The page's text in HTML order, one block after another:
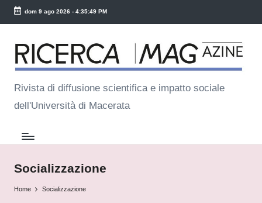
Skip
content
dom 9 ago 2026- 4:35:49 PM
R
ic
e
r
c
a
M
a
Rivista di diffusione scientifica e impatto sociale
dell'Università di Macerata
Socializzazione
Home Socializzazione